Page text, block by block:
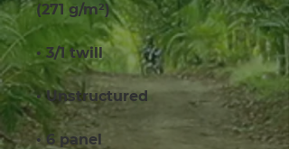
(271 g/m²)
• 3/1 twill
• Unstructured
• 6 panel